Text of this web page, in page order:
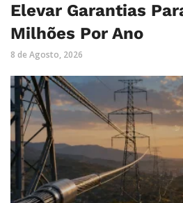
Elevar Garantias
Milhões Por Ano
8 de Agosto, 2026